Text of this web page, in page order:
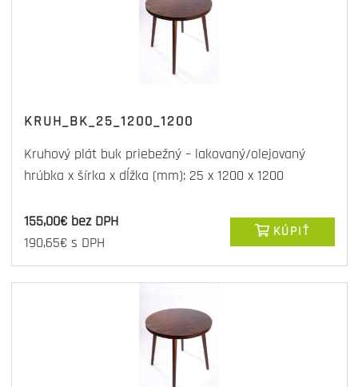
KRUH_BK_25_1200_1200
Kruhový plát buk priebežný – lakovaný/olejovaný
hrúbka x šírka x dĺžka (mm): 25 x 1200 x 1200
155,00€ bez DPH
190,65€ s DPH
KÚPIŤ